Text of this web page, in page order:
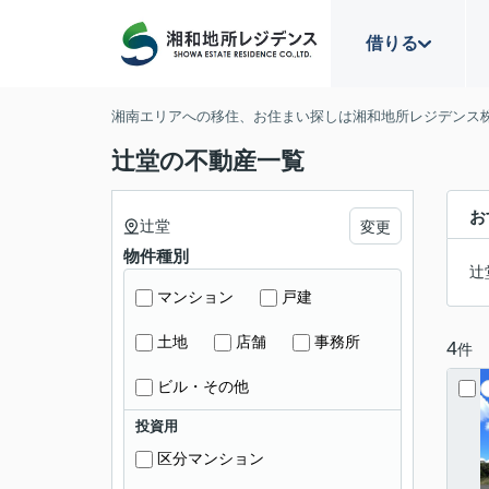
借りる
湘南エリアへの移住、お住まい探しは湘和地所レジデンス
辻堂の不動産一覧
辻
4件
辻堂 変更
物件種別
マンション 戸建
土地 店舗 事務所
ビル・その他
投資用
区分マンション